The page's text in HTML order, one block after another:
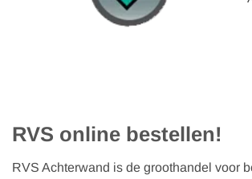
RVS online bestellen!
RVS Achterwand is de groothandel voor